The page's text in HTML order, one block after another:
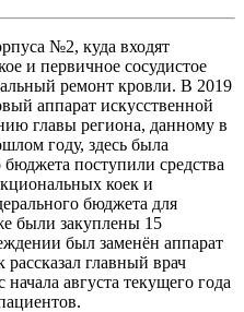
№2, куда входят
и первичное сосудистое
ремонт кровли. В 2019
аппарат искусственной
главы региона, данному в
году, здесь была
бюджета поступили средства
коек и
бюджета для
были закуплены 15
был заменён аппарат
главный врач
августа текущего года